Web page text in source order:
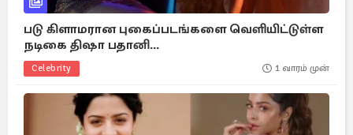
படு கிளாமரான புகைப்படங்களை வெளியிட்டுள்ள
நடிகை திஷா பதானி...
Celebrity 1 வாரம் முன்